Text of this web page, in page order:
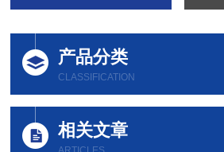
产品分类
CLASSIFICATION
相关文章